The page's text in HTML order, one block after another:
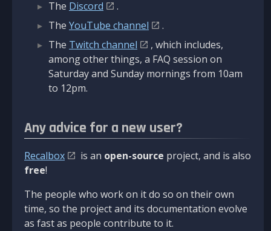
The Discord
.
The YouTube channel
.
The Twitch channel
, which includes,
among other things, a FAQ session on
Saturday and Sunday mornings from 10am
to 12pm.
Any advice for a new user?
Recalbox is an open-source project, and is also
free!
The people who work on it do so on their own
time, so the project and its documentation evolve
as fast as people contribute to it.